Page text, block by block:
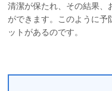
清潔が保たれ、その結果、
ができます。このように予
ットがあるのです。